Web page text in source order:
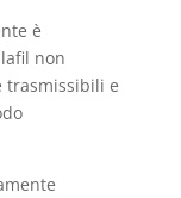
è
non
trasmissibili e